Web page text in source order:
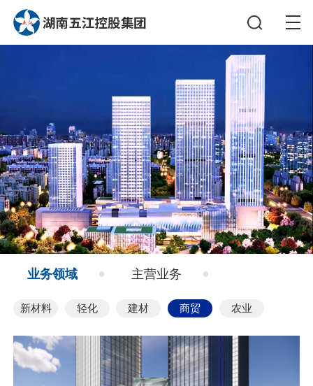
业务领域 主营业务
新材料 轻化 建材 商贸 农业